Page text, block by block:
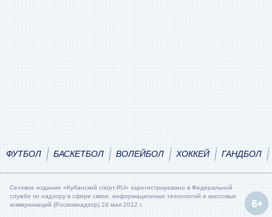
ФУТБОЛ БАСКЕТБОЛ ВОЛЕЙБОЛ ХОККЕЙ ГАНДБОЛ
Сетевое издание «Кубанский спорт.RU» зарегистрировано в Федеральной
службе по надзору в сфере связи, информационных технологий и массовых
коммуникаций (Роскомнадзор) 24 мая 2012 г.